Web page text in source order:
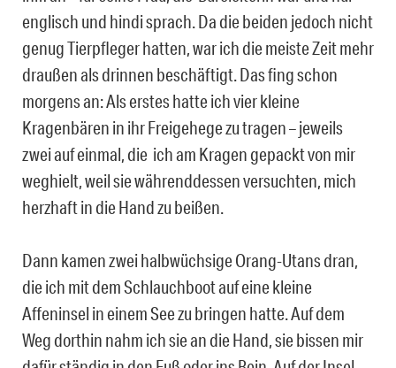
englisch und hindi sprach. Da die beiden jedoch nicht
genug Tierpfleger hatten, war ich die meiste Zeit mehr
draußen als drinnen beschäftigt. Das fing schon
morgens an: Als erstes hatte ich vier kleine
Kragenbären in ihr Freigehege zu tragen – jeweils
zwei auf einmal, die ich am Kragen gepackt von mir
weghielt, weil sie währenddessen versuchten, mich
herzhaft in die Hand zu beißen.
Dann kamen zwei halbwüchsige Orang-Utans dran,
die ich mit dem Schlauchboot auf eine kleine
Affeninsel in einem See zu bringen hatte. Auf dem
Weg dorthin nahm ich sie an die Hand, sie bissen mir